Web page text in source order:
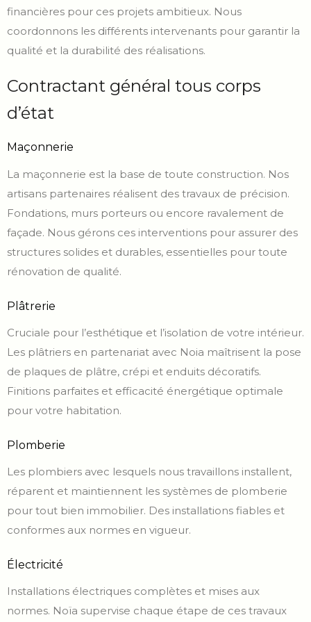
financières pour ces projets ambitieux. Nous
coordonnons les différents intervenants pour garantir la
qualité et la durabilité des réalisations.
Contractant général tous corps
d’état
Maçonnerie
La maçonnerie est la base de toute construction. Nos
artisans partenaires réalisent des travaux de précision.
Fondations, murs porteurs ou encore ravalement de
façade. Nous gérons ces interventions pour assurer des
structures solides et durables, essentielles pour toute
rénovation de qualité.
Plâtrerie
Cruciale pour l’esthétique et l’isolation de votre intérieur.
Les plâtriers en partenariat avec Noia maîtrisent la pose
de plaques de plâtre, crépi et enduits décoratifs.
Finitions parfaites et efficacité énergétique optimale
pour votre habitation.
Plomberie
Les plombiers avec lesquels nous travaillons installent,
réparent et maintiennent les systèmes de plomberie
pour tout bien immobilier. Des installations fiables et
conformes aux normes en vigueur.
Électricité
Installations électriques complètes et mises aux
normes. Noïa supervise chaque étape de ces travaux